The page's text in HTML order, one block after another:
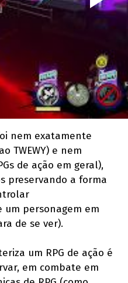
nem exatamente
TWEWY) e nem
de ação em geral),
preservando a forma
personagem em
de se ver).
um RPG de ação é
em combate em